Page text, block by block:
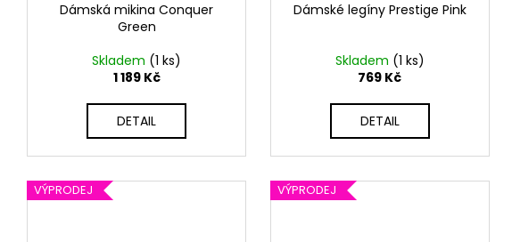
Dámská mikina Conquer
Green
Skladem (1 ks)
1 189 Kč
DETAIL
Dámské legíny Prestige Pink
Skladem (1 ks)
769 Kč
DETAIL
VÝPRODEJ VÝPRODEJ